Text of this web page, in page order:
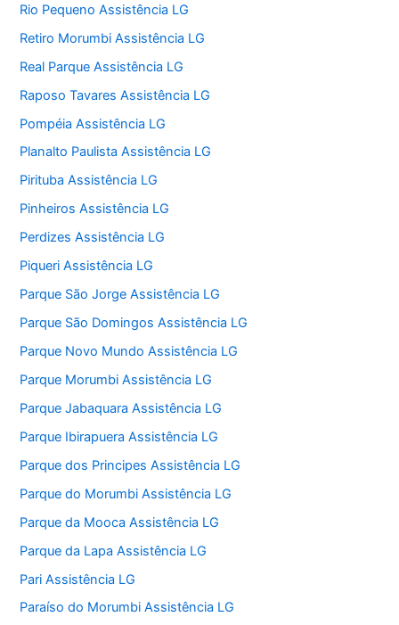
Rio Pequeno Assistência LG
Retiro Morumbi Assistência LG
Real Parque Assistência LG
Raposo Tavares Assistência LG
Pompéia Assistência LG
Planalto Paulista Assistência LG
Pirituba Assistência LG
Pinheiros Assistência LG
Perdizes Assistência LG
Piqueri Assistência LG
Parque São Jorge Assistência LG
Parque São Domingos Assistência LG
Parque Novo Mundo Assistência LG
Parque Morumbi Assistência LG
Parque Jabaquara Assistência LG
Parque Ibirapuera Assistência LG
Parque dos Principes Assistência LG
Parque do Morumbi Assistência LG
Parque da Mooca Assistência LG
Parque da Lapa Assistência LG
Pari Assistência LG
Paraíso do Morumbi Assistência LG